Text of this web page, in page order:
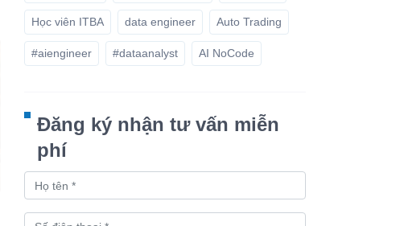
Học viên ITBA data engineer Auto Trading
#aiengineer #dataanalyst AI NoCode
Đăng ký nhận tư vấn miễn
phí